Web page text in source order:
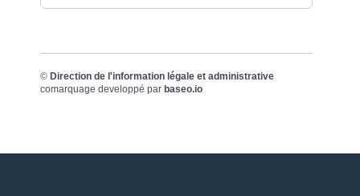
© Direction de l'information légale et administrative
comarquage developpé par baseo.io